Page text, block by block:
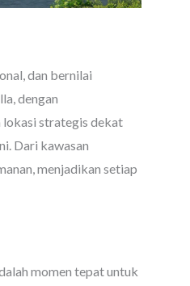
dan bernilai
dengan
lokasi strategis dekat
Dari kawasan
menjadikan setiap
momen tepat untuk